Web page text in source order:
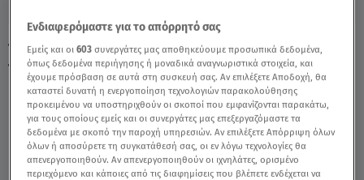
Τοξότης Σήμερα 10/11/21: Οι Προβλέψεις
Της Άσης Μπήλιου - Video
Ενδιαφερόμαστε για το απόρρητό σας
Εμείς και οι603 συνεργάτες μας αποθηκεύουμε προσωπικά δεδομένα,
όπως δεδομένα περιήγησης ή μοναδικά αναγνωριστικά στοιχεία, και
έχουμε πρόσβαση σε αυτά στη συσκευή σας. Αν επιλέξετε Αποδοχή, θα
καταστεί δυνατή η ενεργοποίηση τεχνολογιών παρακολούθησης
προκειμένου να υποστηριχθούν οι σκοποί που εμφανίζονται παρακάτω,
για τους οποίους εμείς και οι συνεργάτες μας επεξεργαζόμαστε τα
δεδομένα με σκοπό την παροχή υπηρεσιών. Αν επιλέξετε Απόρριψη όλων
όλων ή αποσύρετε τη συγκατάθεσή σας, οι εν λόγω τεχνολογίες θα
απενεργοποιηθούν. Αν απενεργοποιηθούν οι ιχνηλάτες, ορισμένο
περιεχόμενο και κάποιες από τις διαφημίσεις που βλέπετε ενδέχεται να